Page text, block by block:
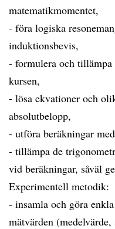
matematikmomentet,
- föra logiska
induktionsbevis,
- formulera och tillämpa
kursen,
- lösa ekvationer och
absolutbelopp,
- utföra beräkningar
- tillämpa de
vid beräkningar, såväl
Experimentell metodik:
- insamla och göra
mätvärden